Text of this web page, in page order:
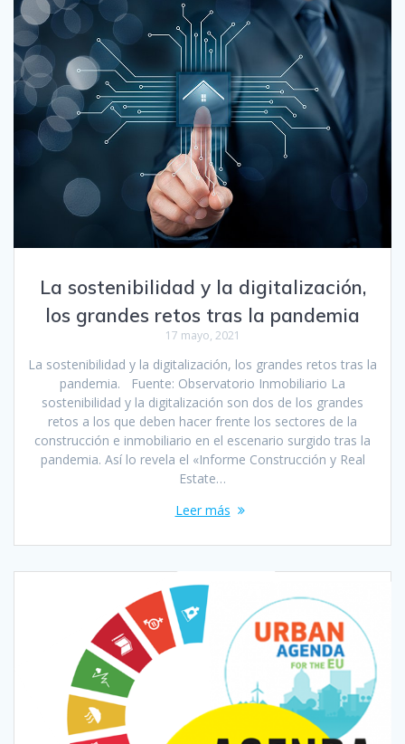
La sostenibilidad y la digitalización,
los grandes retos tras la pandemia
17 mayo, 2021
La sostenibilidad y la digitalización, los grandes retos tras la
pandemia. Fuente: Observatorio Inmobiliario La
sostenibilidad y la digitalización son dos de los grandes
retos a los que deben hacer frente los sectores de la
construcción e inmobiliario en el escenario surgido tras la
pandemia. Así lo revela el «Informe Construcción y Real
Estate…
Leer más